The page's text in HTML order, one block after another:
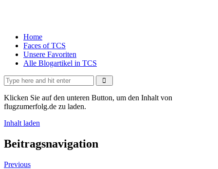
Home
Faces of TCS
Unsere Favoriten
Alle Blogartikel in TCS
Klicken Sie auf den unteren Button, um den Inhalt von
flugzumerfolg.de zu laden.
Inhalt laden
Beitragsnavigation
Previous